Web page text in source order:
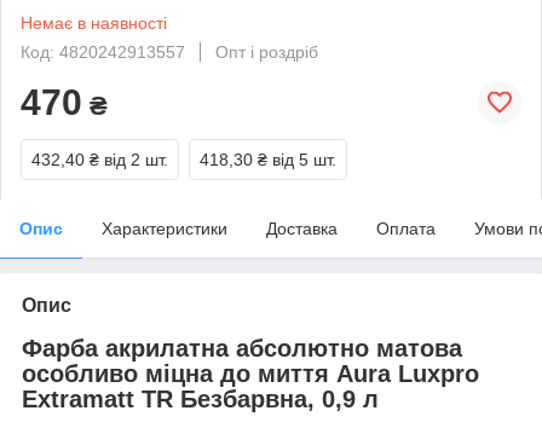
Немає в наявності
Код: 4820242913557
Опт і роздріб
470 ₴
432,40 ₴ від 2 шт. 418,30 ₴ від 5 шт.
Опис Характеристики Доставка Оплата Умови
Опис
Фарба акрилатна абсолютно матова
особливо міцна до миття Aura Luxpro
Extramatt TR Безбарвна, 0,9 л